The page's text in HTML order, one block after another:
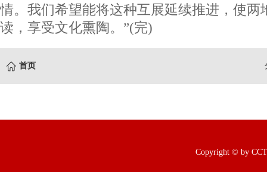
情。我们希望能将这种互展延续推进，使两
读，享受文化熏陶。”(完)
首页
Copyright © by